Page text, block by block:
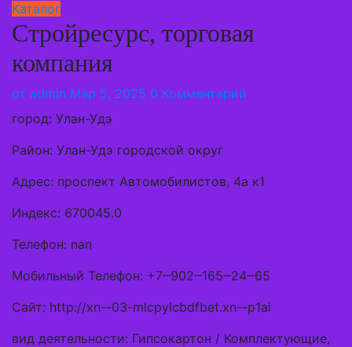
Каталог
Стройресурс, торговая
компания
от admin Мар 5, 2025 0 Комментарий
город: Улан-Удэ
Район: Улан-Удэ городской округ
Адрес: проспект Автомобилистов, 4а к1
Индекс: 670045.0
Телефон: nan
Мобильный Телефон: +7‒902‒165‒24‒65
Сайт: http://xn--03-mlcpylcbdfbet.xn--p1ai
вид деятельности: Гипсокартон / Комплектующие,